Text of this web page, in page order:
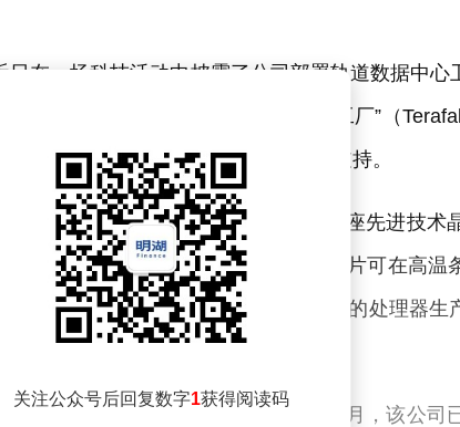
日在一场科技活动中披露了公司部署轨道数据中心
智能公司xAI启动一项代号“万亿算力工厂”（
器，为太空数据中心提供核心算力支持。
目将率先在得克萨斯州奥斯汀建设一座先进技术
专为太空环境优化的D3芯片，这类芯片可在高温
目标是在未来数年内实现年产能1太瓦的处理器生
数据中心星座布局密切相关。今年1月，该公司
关注公众号后回复数字1获得阅读码